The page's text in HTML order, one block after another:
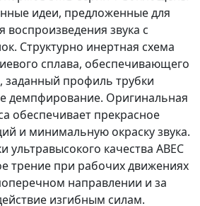
идеи, предложенные для
воспроизведения звука с
Структурно инертная схема
сплава, обеспечивающего
заданный профиль трубки
демпфирование. Оригинальная
обеспечивает прекрасное
и минимальную окраску звука.
качества ABEC
трение при рабочих движениях
направлении и за
изгибным силам.